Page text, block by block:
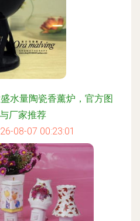
水量陶瓷香薰炉，官方图
厂家推荐
08-07 00:23:01